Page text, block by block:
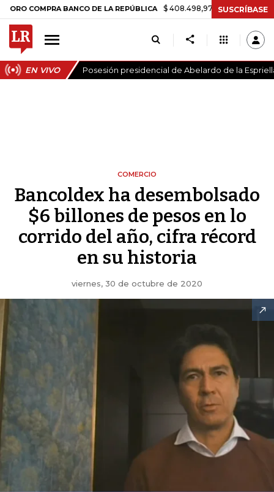
BANCO DE LA REPÚBLICA $ 408.498,97 +$ 8.753,81 +2,19%
SUSCRÍBASE
EN VIVO Posesión presidencial de Abelardo de la
COMERCIO
Bancoldex ha desembolsado
$6 billones de pesos en lo
corrido del año, cifra récord
en su historia
viernes, 30 de octubre de 2020